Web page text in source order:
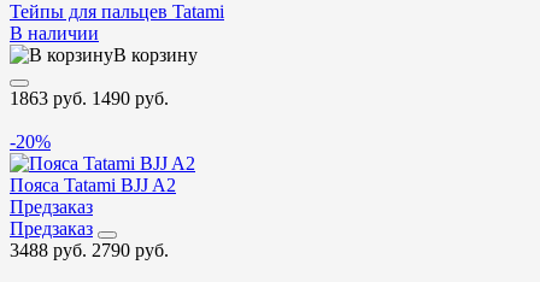
Тейпы для пальцев Tatami
В наличии
В корзину
1863 руб. 1490 руб.
-20%
Пояса Tatami BJJ A2
Предзаказ
Предзаказ
3488 руб. 2790 руб.